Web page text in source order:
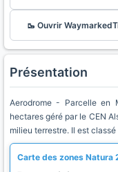
🥾 Ouvrir
Présentation
Aerodrome - Parcelle en
hectares géré par le CEN
milieu terrestre. Il est
Carte des zones Natura